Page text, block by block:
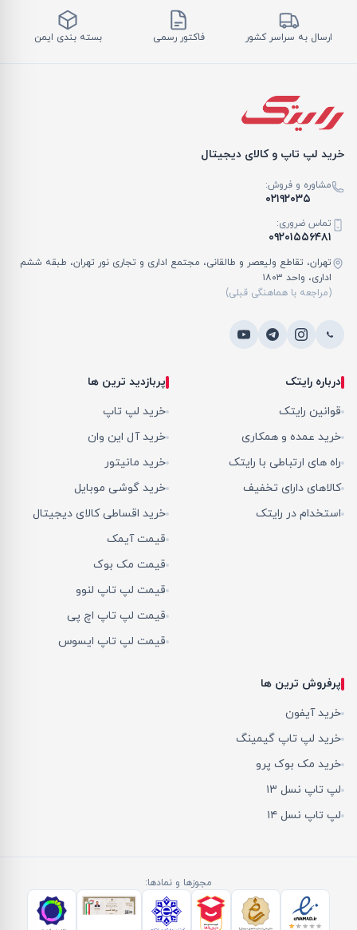
ارسال به سراسر کشور فاکتور رسمی بسته بندی ایمن
خرید لپ تاپ و کالای دیجیتال
مشاوره و فروش:
۰۲۱۹۲۰۳۵
تماس ضروری:
۰۹۲۰۱۵۵۶۴۸۱
تهران، تقاطع ولیعصر و طالقانی، مجتمع اداری و تجاری نور تهران، طبقه ششم
اداری، واحد ۱۸۰۳
(مراجعه با هماهنگی قبلی)
درباره رایتک
قوانین رایتک
خرید عمده و همکاری
راه های ارتباطی با رایتک
کالاهای دارای تخفیف
استخدام در رایتک
پربازدید ترین ها
خرید لپ تاپ
خرید آل این وان
خرید مانیتور
خرید گوشی موبایل
خرید اقساطی کالای دیجیتال
قیمت آیمک
قیمت مک بوک
قیمت لپ تاپ لنوو
قیمت لپ تاپ اچ پی
قیمت لپ تاپ ایسوس
پرفروش ترین ها
خرید آیفون
خرید لپ تاپ گیمینگ
خرید مک بوک پرو
لپ تاپ نسل ۱۳
لپ تاپ نسل ۱۴
مجوزها و نمادها: